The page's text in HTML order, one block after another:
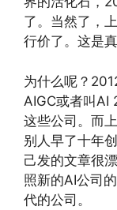
了。当然了，
行价了。这是
为什么呢？
AIGC或者叫AI
这些公司。而
别人早了十年
己发的文章很
照新的AI公司
代的公司。